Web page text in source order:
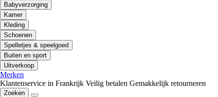
Babyverzorging
Kamer
Kleding
Schoenen
Spelletjes & speelgoed
Buiten en sport
Uitverkoop
Merken
Klantenservice in Frankrijk Veilig betalen Gemakkelijk retourneren
Zoeken